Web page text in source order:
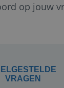
op jouw
VRAGEN